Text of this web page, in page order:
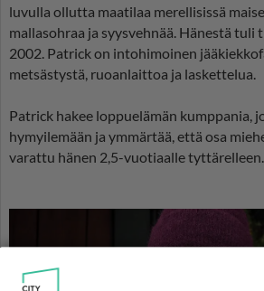
luvulla ollutta maatilaa merellisissä
mallasohraa ja syysvehnää. Hänestä tuli
2002. Patrick on intohimoinen
metsästystä, ruoanlaittoa ja laskettelua.
Patrick hakee loppuelämän kumppania,
hymyilemään ja ymmärtää, että osa
varattu hänen 2,5-vuotiaalle tyttärelleen.